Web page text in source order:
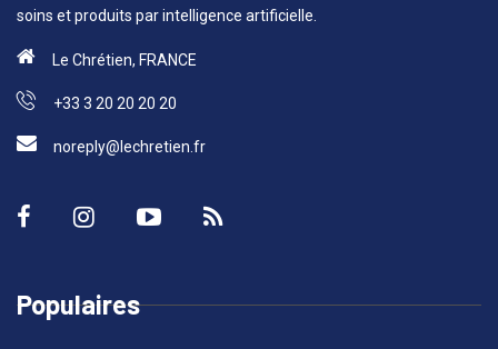
soins et produits par intelligence artificielle.
Le Chrétien, FRANCE
+33 3 20 20 20 20
noreply@lechretien.fr
Populaires